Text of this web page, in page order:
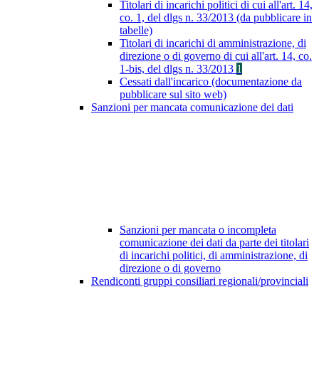
Titolari di incarichi politici di cui all'art. 14,
co. 1, del dlgs n. 33/2013 (da pubblicare in
tabelle)
Titolari di incarichi di amministrazione, di
direzione o di governo di cui all'art. 14, co.
1-bis, del dlgs n. 33/2013 1
Cessati dall'incarico (documentazione da
pubblicare sul sito web)
Sanzioni per mancata comunicazione dei dati
Sanzioni per mancata o incompleta
comunicazione dei dati da parte dei titolari
di incarichi politici, di amministrazione, di
direzione o di governo
Rendiconti gruppi consiliari regionali/provinciali